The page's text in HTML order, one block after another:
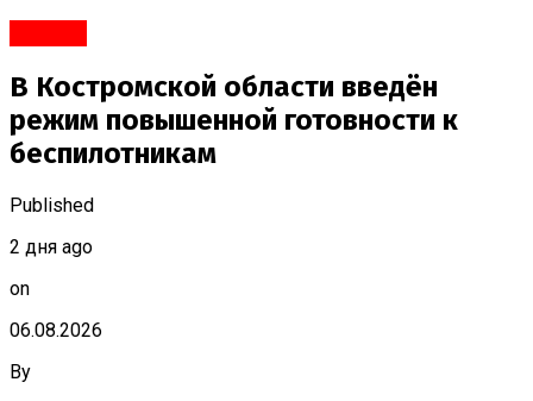
В Костромской области введён
режим повышенной готовности к
беспилотникам
Published
2 дня ago
on
06.08.2026
By